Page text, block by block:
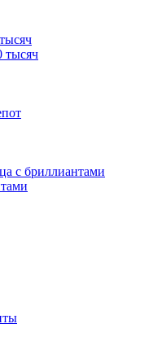
тысяч
с бриллиантами